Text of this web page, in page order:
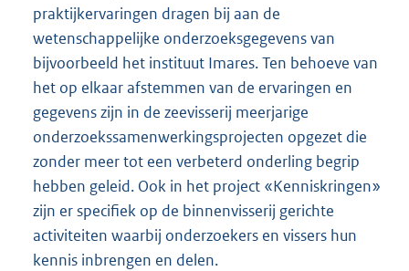
praktijkervaringen dragen bij aan de
wetenschappelijke onderzoeksgegevens van
bijvoorbeeld het instituut Imares. Ten behoeve van
het op elkaar afstemmen van de ervaringen en
gegevens zijn in de zeevisserij meerjarige
onderzoekssamenwerkingsprojecten opgezet die
zonder meer tot een verbeterd onderling begrip
hebben geleid. Ook in het project «Kenniskringen»
zijn er specifiek op de binnenvisserij gerichte
activiteiten waarbij onderzoekers en vissers hun
kennis inbrengen en delen.